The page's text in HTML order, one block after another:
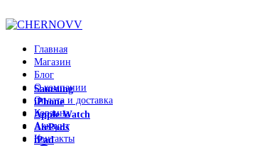
Главная
Магазин
Блог
О компании
Оплата и доставка
Корзина
Аккаунт
Контакты
Samsung
iPhone
Apple Watch
AirPods
iPad